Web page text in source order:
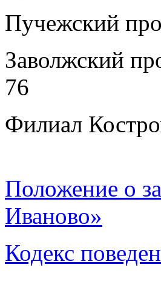
Пучежский
Заволжский
76
Филиал
Положение о
Иваново»
Кодекс